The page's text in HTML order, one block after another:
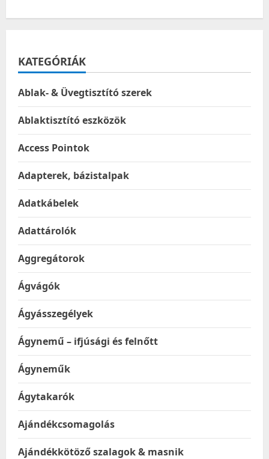
KATEGÓRIÁK
Ablak- & Üvegtisztító szerek
Ablaktisztító eszközök
Access Pointok
Adapterek, bázistalpak
Adatkábelek
Adattárolók
Aggregátorok
Ágvágók
Ágyásszegélyek
Ágynemű – ifjúsági és felnőtt
Ágyneműk
Ágytakarók
Ajándékcsomagolás
Ajándékkötöző szalagok & masnik